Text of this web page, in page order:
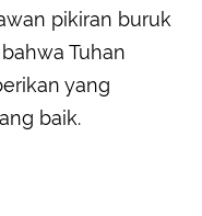
pikiran buruk
Tuhan
yang
baik.